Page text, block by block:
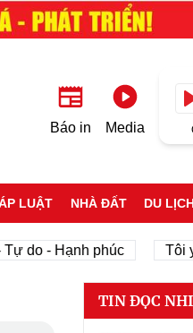
Báo in Media
LUẬT NHÀ ĐẤT DU
Hạnh phúc Tôi yêu
TIN ĐỌC